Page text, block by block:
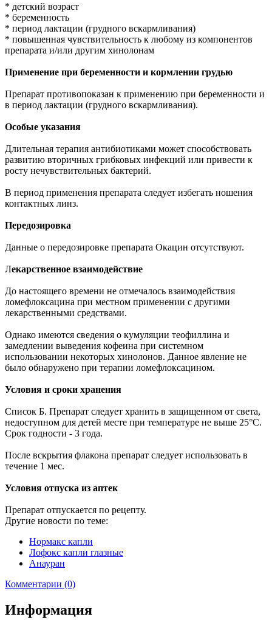
* детский возраст
* беременность
* период лактации (грудного вскармливания)
* повышенная чувствительность к любому из компонентов
препарата и/или другим хинолонам
Применение при беременности и кормлении грудью
Препарат противопоказан к применению при беременности и
в период лактации (грудного вскармливания).
Особые указания
Длительная терапия антибиотиками может способствовать
развитию вторичных грибковых инфекций или привести к
росту нечувствительных бактерий.
В период применения препарата следует избегать ношения
контактных линз.
Передозировка
Данные о передозировке препарата Окацин отсутствуют.
Лекарственное взаимодействие
До настоящего времени не отмечалось взаимодействия
ломефлоксацина при местном применении с другими
лекарственными средствами.
Однако имеются сведения о кумуляции теофиллина и
замедлении выведения кофеина при системном
использовании некоторых хинолонов. Данное явление не
было обнаружено при терапии ломефлоксацином.
Условия и сроки хранения
Список Б. Препарат следует хранить в защищенном от света,
недоступном для детей месте при температуре не выше 25°С.
Срок годности - 3 года.
После вскрытия флакона препарат следует использовать в
течение 1 мес.
Условия отпуска из аптек
Препарат отпускается по рецепту.
Другие новости по теме:
Нормакс капли
Лофокс капли глазные
Анауран
Комментарии (0)
Информация